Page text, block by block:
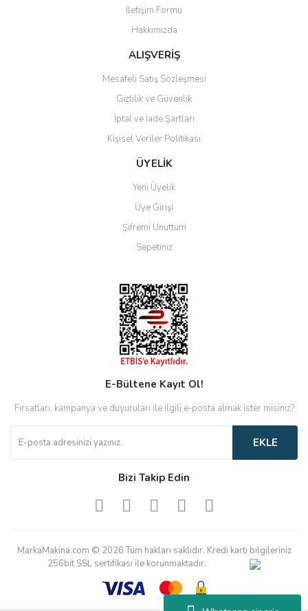
Ürün bilgilerinde hatalar bulunuyor.
Ürün fiyatı diğer sitelerden daha pahalı.
Bu ürüne benzer farklı alternatifler olmalı.
Gönder
İletişim Formu
Hakkımızda
ALIŞVERİŞ
Mesafeli Satış Sözleşmesi
Gizlilik ve Güvenlik
İptal ve İade Şartları
Kişisel Veriler Politikası
ÜYELİK
Yeni Üyelik
Üye Girişi
Şifremi Unuttum
Sepetiniz
E-Bültene Kayıt Ol!
Fırsatları, kampanya ve duyuruları ile ilgili e-posta almak ister misiniz?
EKLE
Bizi Takip Edin
MarkaMakina.com © 2026 Tüm hakları saklıdır. Kredi kartı bilgileriniz
256bit SSL sertifikası ile korunmaktadır.